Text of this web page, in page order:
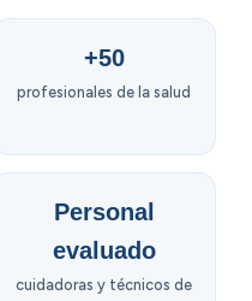
+50
profesionales de la salud
Personal
evaluado
cuidadoras y técnicos de